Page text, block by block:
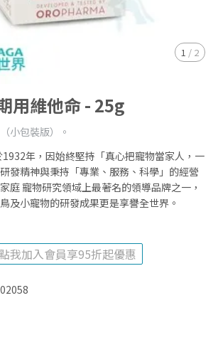
1 / 2
用維他命 - 25g
小包裝版）。
年，因始終堅持「真心把寵物當家人，一
發精神與秉持「專業、服務、科學」的經營
庭 寵物研究領域上最著名的領導品牌之一，
及小寵物的研發成果更是享譽全世界。
點我加入會員享95折起優惠